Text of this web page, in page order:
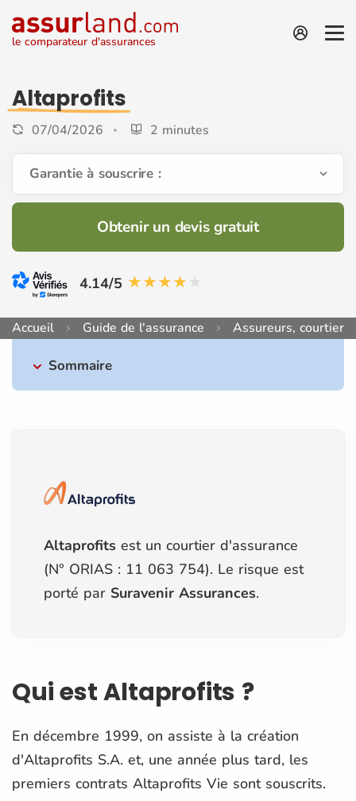
le comparateur d'assurances
Altaprofits
07/04/2026 2 minutes
Garantie à souscrire :
Obtenir un devis gratuit
4.14/5
Accueil Guide de l'assurance Assureurs,
Sommaire
Altaprofits est un courtier d'assurance
(N° ORIAS : 11 063 754). Le risque est
porté par Suravenir Assurances.
Qui est Altaprofits ?
En décembre 1999, on assiste à la création
d'Altaprofits S.A. et, une année plus tard, les
premiers contrats Altaprofits Vie sont souscrits.